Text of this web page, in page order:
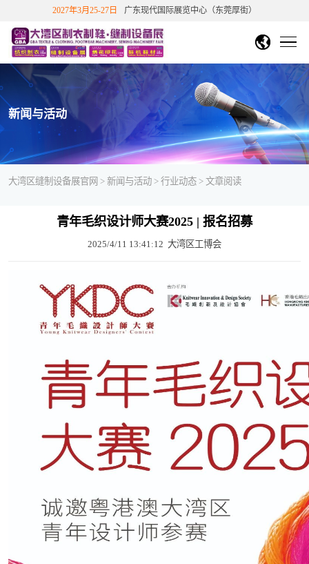
国站
中文繁體 English
下展
DMP大湾区工博会
香港文博会
越南胡志明市纺织制衣展
越南胡志明鞋机鞋材工业展
2027年3月25-27日 广东现代国际展览中心（东莞厚街）
首页
展会概况
关于展会
展会介绍 展览范围 展会历史数据
展会影响力
展商中心
展位在线预定 展商登陆
往届展会报告 2026参展商手册
2026广告招商手册
观众中心
个人免费参观 团体参观申请 重磅观众福利
免费住酒店 省外观众交通补贴
新闻与活动
展会公告 媒体报道 行业动态
新闻与活动
大湾区缝制设备展官网 >新闻与活动 >行业动态 > 文章阅读
青年毛织设计师大赛2025 | 报名招募
2025/4/11 13:41:12 大湾区工博会